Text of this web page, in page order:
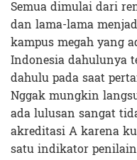
Semua dimulai dari
dan lama-lama
kampus megah yang
Indonesia dahulunya
dahulu pada saat
Nggak mungkin
ada lulusan sangat
akreditasi A karena
satu indikator